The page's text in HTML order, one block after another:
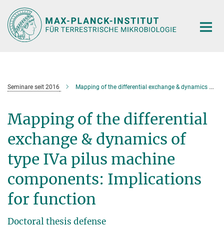
Hauptinhalt
Seminare seit 2016 Mapping of the differential exchange & dynamics of type IVa pilus machine components: Implications for function
Mapping of the differential
exchange & dynamics of
type IVa pilus machine
components: Implications
for function
Doctoral thesis defense